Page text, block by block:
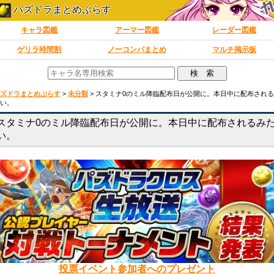
パズドラまとめぷらす
キャラ図鑑 アーマー図鑑 レーダー図鑑
ゲリラ時間割 ノーコンパまとめ マルチ掲示板
ドラまとめぷらす > 未分類 > スタミナ0のミル降臨配布日が公開に。本日中に配布され
。
タミナ0のミル降臨配布日が公開に。本日中に配布されるみ
。
投票イベント参加者へのプレゼント